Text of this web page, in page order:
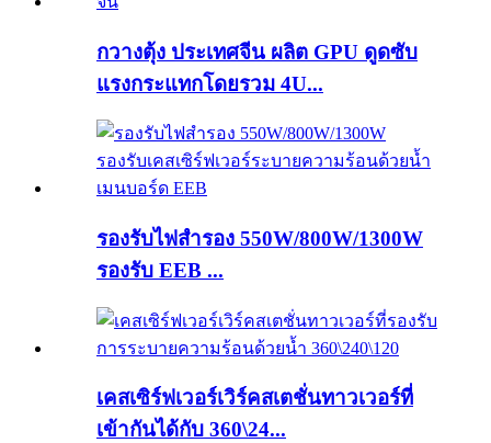
กวางตุ้ง ประเทศจีน ผลิต GPU ดูดซับ
แรงกระแทกโดยรวม 4U...
รองรับไฟสำรอง 550W/800W/1300W
รองรับ EEB ...
เคสเซิร์ฟเวอร์เวิร์คสเตชั่นทาวเวอร์ที่
เข้ากันได้กับ 360\24...